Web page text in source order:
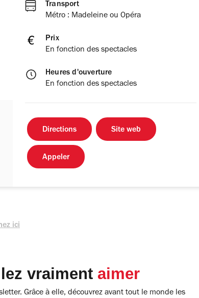
Transport
Métro : Madeleine ou Opéra
Prix
En fonction des spectacles
Heures d'ouverture
En fonction des spectacles
Directions Site web
Appeler
ici
vraiment aimer
Grâce à elle, découvrez avant tout le monde les